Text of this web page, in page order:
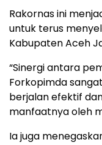
Rakornas ini
untuk terus
Kabupaten Aceh
“Sinergi antara
Forkopimda
berjalan efektif
manfaatnya oleh
Ia juga